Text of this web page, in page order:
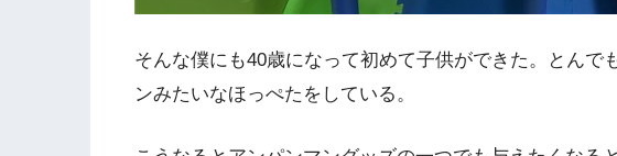
そんな僕にも40歳になって初めて子供ができた。とんで
ンみたいなほっぺたをしている。